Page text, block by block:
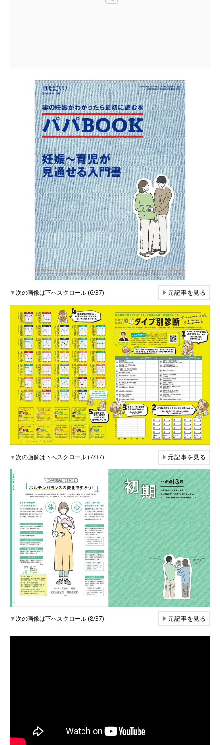
▼次の画像は下へスクロール (6/37) ▶元記事を見る
▼次の画像は下へスクロール (7/37) ▶元記事を見る
▼次の画像は下へスクロール (8/37) ▶元記事を見る